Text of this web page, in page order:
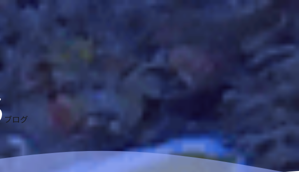
ブログ